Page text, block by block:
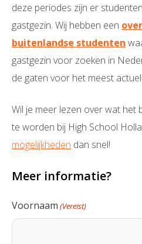
deze periodes zijn er
gastgezin. Wij hebben een
buitenlandse studenten
gastgezin voor zoeken in
de gaten voor het meest
Wil je meer lezen over wat het
te worden bij High School
mogelijkheden dan snel!
Meer informatie?
Voornaam (Vereist)